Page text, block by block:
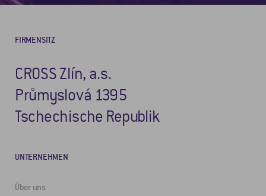
FIRMENSITZ
CROSS Zlín, a.s.
Průmyslová 1395
Tschechische Republik
UNTERNEHMEN
Über uns